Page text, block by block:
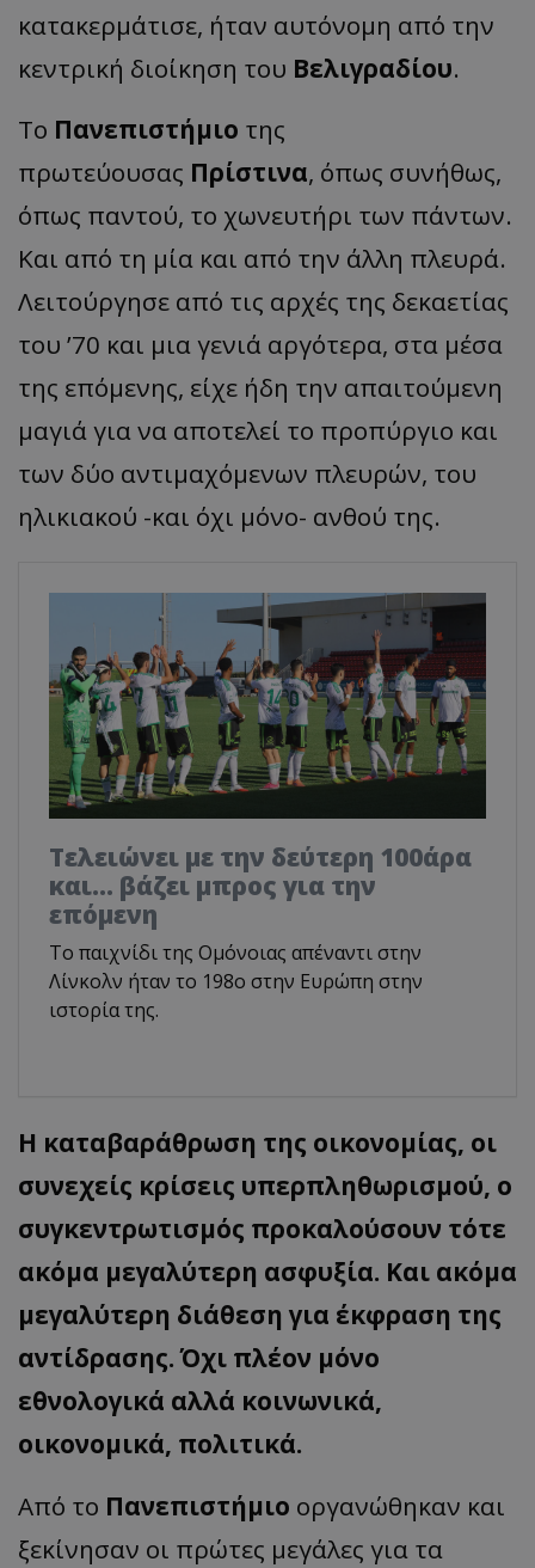
κατακερμάτισε, ήταν αυτόνομη από την
κεντρική διοίκηση του Βελιγραδίου.
Το Πανεπιστήμιο της
πρωτεύουσας Πρίστινα, όπως συνήθως,
όπως παντού, το χωνευτήρι των πάντων.
Και από τη μία και από την άλλη πλευρά.
Λειτούργησε από τις αρχές της δεκαετίας
του ’70 και μια γενιά αργότερα, στα μέσα
της επόμενης, είχε ήδη την απαιτούμενη
μαγιά για να αποτελεί το προπύργιο και
των δύο αντιμαχόμενων πλευρών, του
ηλικιακού -και όχι μόνο- ανθού της.
Τελειώνει με την δεύτερη 100άρα
και... βάζει μπρος για την
επόμενη
To παιχνίδι της Ομόνοιας απέναντι στην
Λίνκολν ήταν το 198ο στην Ευρώπη στην
ιστορία της.
Η καταβαράθρωση της οικονομίας, οι
συνεχείς κρίσεις υπερπληθωρισμού, ο
συγκεντρωτισμός προκαλούσουν τότε
ακόμα μεγαλύτερη ασφυξία. Και ακόμα
μεγαλύτερη διάθεση για έκφραση της
αντίδρασης. Όχι πλέον μόνο
εθνολογικά αλλά κοινωνικά,
οικονομικά, πολιτικά.
Από το Πανεπιστήμιο οργανώθηκαν και
ξεκίνησαν οι πρώτες μεγάλες για τα